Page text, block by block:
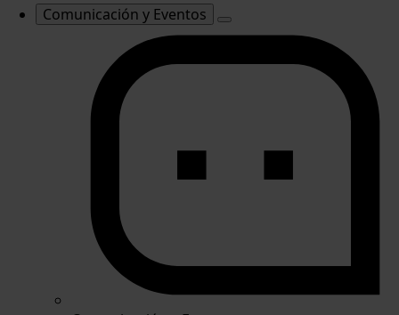
Comunicación y Eventos